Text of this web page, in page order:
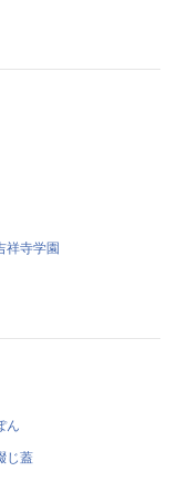
祥寺学園
ん
じ蓋